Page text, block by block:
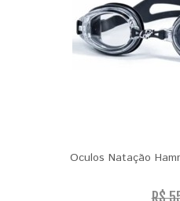
Oculos Natação
R$